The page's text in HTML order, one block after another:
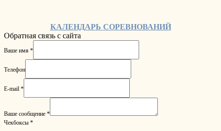
КАЛЕНДАРЬ СОРЕВНОВАНИЙ
Обратная связь с сайта
Ваше имя *
Телефон
E-mail *
Ваше сообщение *
Чекбоксы *